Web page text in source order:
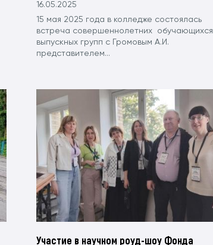
16.05.2025
15 мая 2025 года в колледже состоялась
встреча совершеннолетних обучающихся
выпускных групп с Громовым А.И.
представителем...
Участие в научном роуд-шоу Фонда